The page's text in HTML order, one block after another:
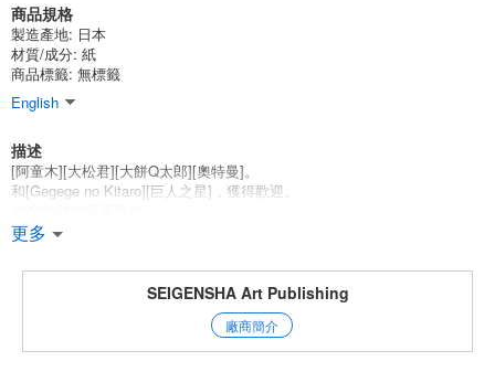
商品規格
製造產地: 日本
材質/成分: 紙
商品標籤: 無標籤
English
描述
[阿童木][大松君][大餅Q太郎][奧特曼]。
和[Gegege no Kitaro][巨人之星]，獲得歡迎。
雖然該雜志的頁面上有彩色的漫畫，但被遺忘的是
在物資不像今天這樣豐富的時候，多彩的
豐富多彩的廣告一定給讀者帶來了不可替代的樂趣。
我們已經複製了300多份這樣的傑作廣告的原色。
更多
SEIGENSHA Art Publishing
廠商簡介